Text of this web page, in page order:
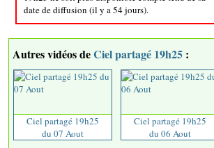
date de diffusion (il y a 54 jours).
Autres vidéos deCiel partagé 19h25 :
Ciel partagé 19h25
du 07 Aout
Ciel partagé 19h25
du 06 Aout